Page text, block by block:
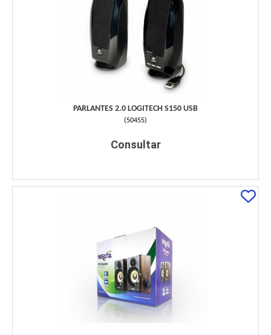
PARLANTES 2.0 LOGITECH S150 USB
(50455)
Consultar